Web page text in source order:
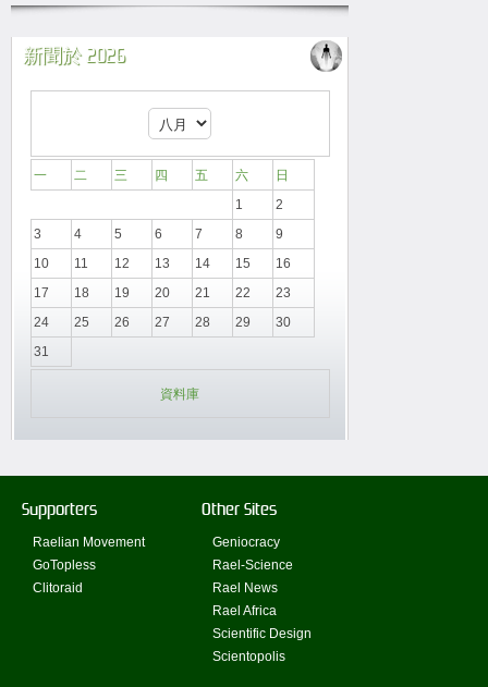
新聞於 2026
一 二 三 四 五 六
日
1
2
3
4 5 6 7 8
9
10
11 12 13 14 15
16
17
18 19 20 21 22
23
24
25 26 27 28 29
30
31
資料庫
Supporters
Raelian Movement
GoTopless
Clitoraid
Other Sites
Geniocracy
Rael-Science
Rael News
Rael Africa
Scientific Design
Scientopolis